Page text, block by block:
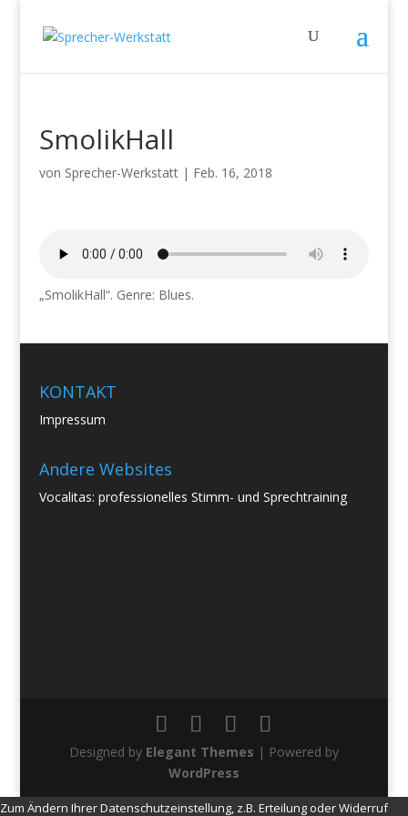
SmolikHall
von Sprecher-Werkstatt| Feb. 16, 2018
„SmolikHall“. Genre: Blues.
KONTAKT
Impressum
Andere Websites
Vocalitas: professionelles Stimm- und Sprechtraining
Designed by Elegant Themes | Powered by
WordPress
Zum Ändern Ihrer Datenschutzeinstellung, z.B. Erteilung oder Widerruf